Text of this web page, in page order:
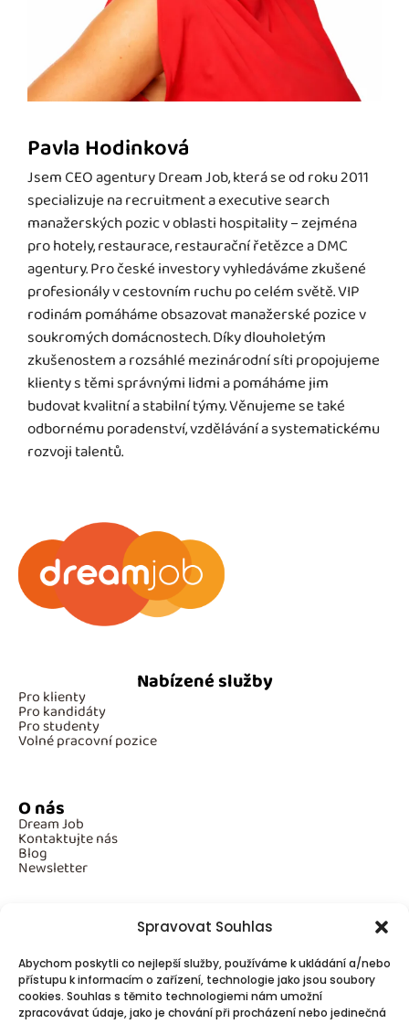
Spravovat Souhlas
Abychom poskytli co nejlepší služby, používáme k ukládání a/nebo
přístupu k informacím o zařízení, technologie jako jsou soubory
cookies. Souhlas s těmito technologiemi nám umožní
zpracovávat údaje, jako je chování při procházení nebo jedinečná
Pavla Hodinková
Jsem CEO agentury Dream Job, která se od roku 2011
specializuje na recruitment a executive search
manažerských pozic v oblasti hospitality – zejména
pro hotely, restaurace, restaurační řetězce a DMC
agentury. Pro české investory vyhledáváme zkušené
profesionály v cestovním ruchu po celém světě. VIP
rodinám pomáháme obsazovat manažerské pozice v
soukromých domácnostech. Díky dlouholetým
zkušenostem a rozsáhlé mezinárodní síti propojujeme
klienty s těmi správnými lidmi a pomáháme jim
budovat kvalitní a stabilní týmy. Věnujeme se také
odbornému poradenství, vzdělávání a systematickému
rozvoji talentů.
Nabízené služby
Pro klienty
Pro kandidáty
Pro studenty
Volné pracovní pozice
O nás
Dream Job
Kontaktujte nás
Blog
Newsletter
Povinné informace
GDPR
Cookies